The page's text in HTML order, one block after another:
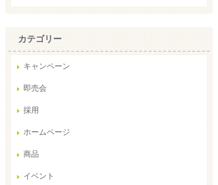
カテゴリー
キャンペーン
即売会
採用
ホームページ
商品
イベント